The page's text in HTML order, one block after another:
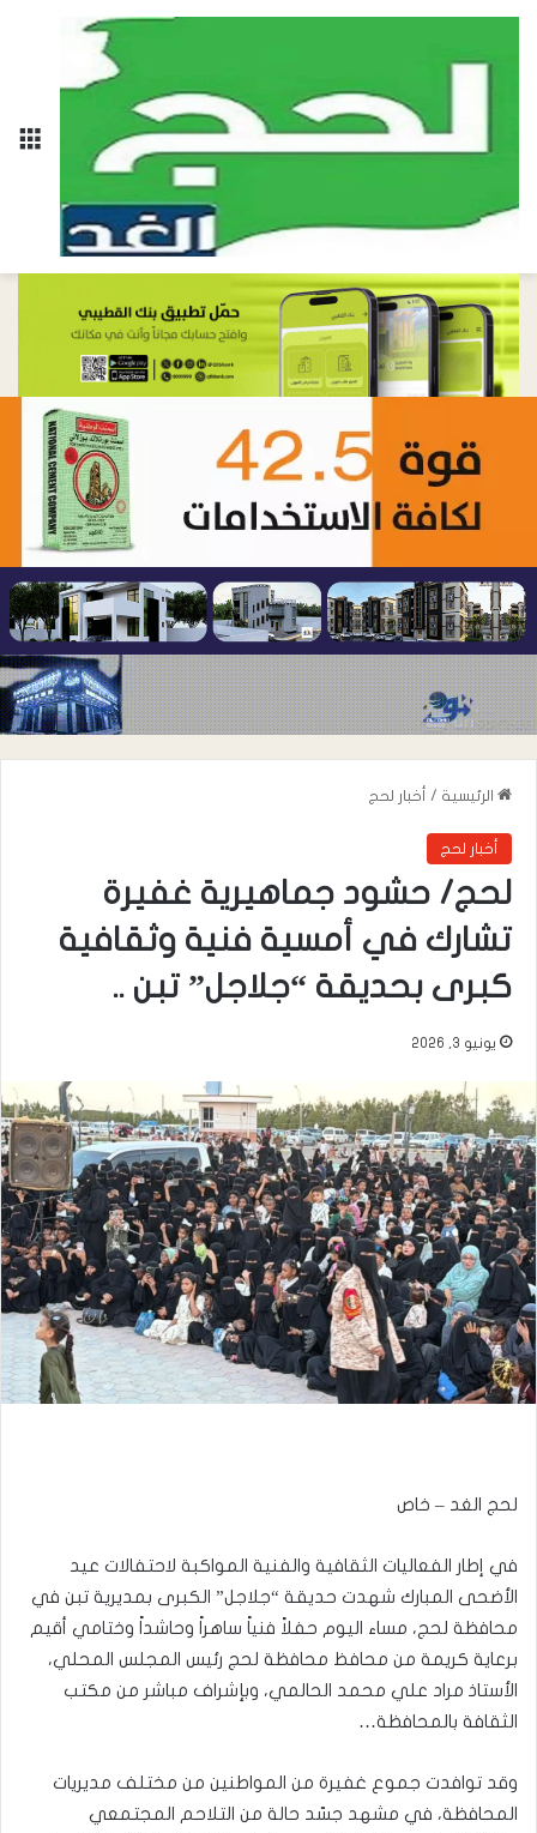
الرئيسية / أخبار لحج
أخبار لحج
​لحج/ حشود جماهيرية غفيرة
تشارك في أمسية فنية وثقافية
كبرى بحديقة “جلاجل” تبن ..
يونيو 3, 2026
​لحج الغد – خاص
​في إطار الفعاليات الثقافية والفنية المواكبة لاحتفالات عيد
الأضحى المبارك شهدت حديقة “جلاجل” الكبرى بمديرية تبن في
محافظة لحج، مساء اليوم حفلاً فنياً ساهراً وحاشداً وختامي أقيم
برعاية كريمة من محافظ محافظة لحج رئيس المجلس المحلي،
الأستاذ مراد علي محمد الحالمي، وبإشراف مباشر من مكتب
الثقافة بالمحافظة…
​وقد توافدت جموع غفيرة من المواطنين من مختلف مديريات
المحافظة، في مشهد جسّد حالة من التلاحم المجتمعي